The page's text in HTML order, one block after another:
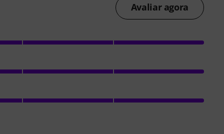
Avaliar agora